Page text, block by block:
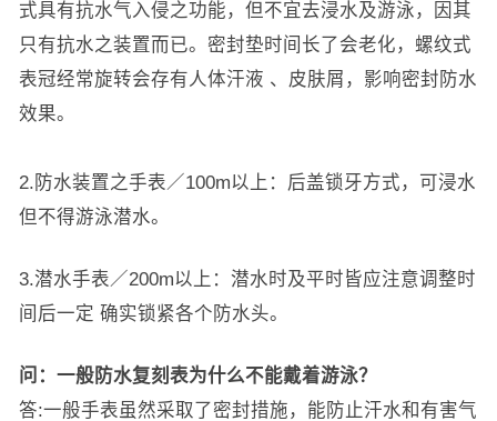
式具有抗水气入侵之功能，但不宜去浸水及游泳，因其
只有抗水之装置而已。密封垫时间长了会老化，螺纹式
表冠经常旋转会存有人体汗液 、皮肤屑，影响密封防水
效果。
2.防水装置之手表／100m以上：后盖锁牙方式，可浸水
但不得游泳潜水。
3.潜水手表／200m以上：潜水时及平时皆应注意调整时
间后一定 确实锁紧各个防水头。
问：一般防水复刻表为什么不能戴着游泳？
答:一般手表虽然采取了密封措施，能防止汗水和有害气